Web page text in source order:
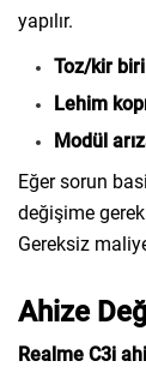
yapılır.
Toz/kir
Lehim
Modül
Eğer sorun
değişime
Gereksiz
Ahize
Realme C3i